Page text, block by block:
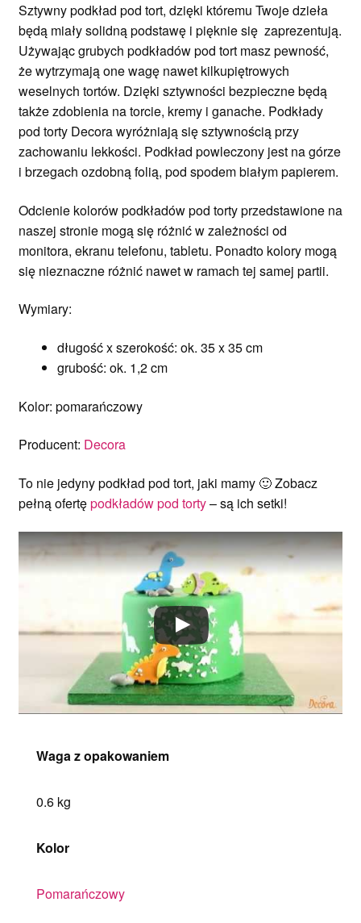
Sztywny podkład pod tort, dzięki któremu Twoje dzieła
będą miały solidną podstawę i pięknie się zaprezentują.
Używając grubych podkładów pod tort masz pewność,
że wytrzymają one wagę nawet kilkupiętrowych
weselnych tortów. Dzięki sztywności bezpieczne będą
także zdobienia na torcie, kremy i ganache. Podkłady
pod torty Decora wyróżniają się sztywnością przy
zachowaniu lekkości. Podkład powleczony jest na górze
i brzegach ozdobną folią, pod spodem białym papierem.
Odcienie kolorów podkładów pod torty przedstawione na
naszej stronie mogą się różnić w zależności od
monitora, ekranu telefonu, tabletu. Ponadto kolory mogą
się nieznaczne różnić nawet w ramach tej samej partii.
Wymiary:
długość x szerokość: ok. 35 x 35 cm
grubość: ok. 1,2 cm
Kolor: pomarańczowy
Producent: Decora
To nie jedyny podkład pod tort, jaki mamy 🙂 Zobacz
pełną ofertępodkładów pod torty– są ich setki!
Waga z opakowaniem
0.6 kg
Kolor
Pomarańczowy